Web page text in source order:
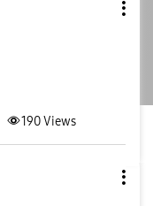
190Views